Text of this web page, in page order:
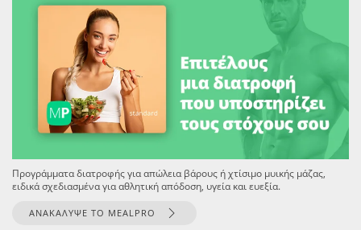
Προγράμματα διατροφής για απώλεια βάρους ή χτίσιμο μυικής μάζας,
ειδικά σχεδιασμένα για αθλητική απόδοση, υγεία και ευεξία.
ΑΝΑΚΑΛΥΨΕ ΤΟ MEALPRO